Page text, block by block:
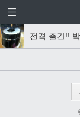
전격 출간!! 박범